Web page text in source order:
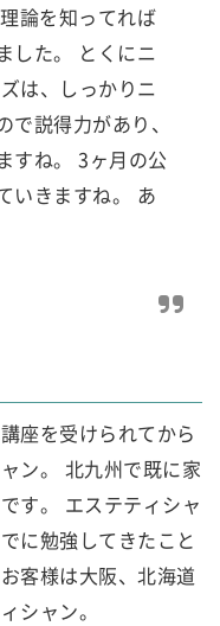
論を知ってれば
した。
とくにニ
は、
しっかりニ
説得力があり、
すね。 3ヶ月の公
いきますね。 あ
座を受けられてから
ン。 北九州で既に家
す。 エステティシャ
に勉強してきたこと
客様は大阪、北海道
シャン。